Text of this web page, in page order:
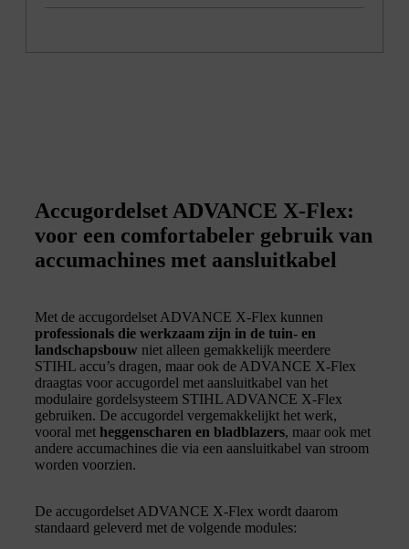
Accugordelset ADVANCE X-Flex:
voor een comfortabeler gebruik van
accumachines met aansluitkabel
Met de accugordelset ADVANCE X-Flex kunnen
professionals die werkzaam zijn in de tuin- en
landschapsbouw niet alleen gemakkelijk meerdere
STIHL accu’s dragen, maar ook de ADVANCE X-Flex
draagtas voor accugordel met aansluitkabel van het
modulaire gordelsysteem STIHL ADVANCE X-Flex
gebruiken. De accugordel vergemakkelijkt het werk,
vooral met heggenscharen en bladblazers, maar ook met
andere accumachines die via een aansluitkabel van stroom
worden voorzien.
De accugordelset ADVANCE X-Flex wordt daarom
standaard geleverd met de volgende modules: